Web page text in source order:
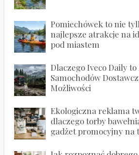
Pomiechówek to nie
najlepsze atrakcje na
pod miastem
Dlaczego Iveco Daily
Samochodów
Możliwości
Ekologiczna reklama
dlaczego torby
gadżet promocyjny na